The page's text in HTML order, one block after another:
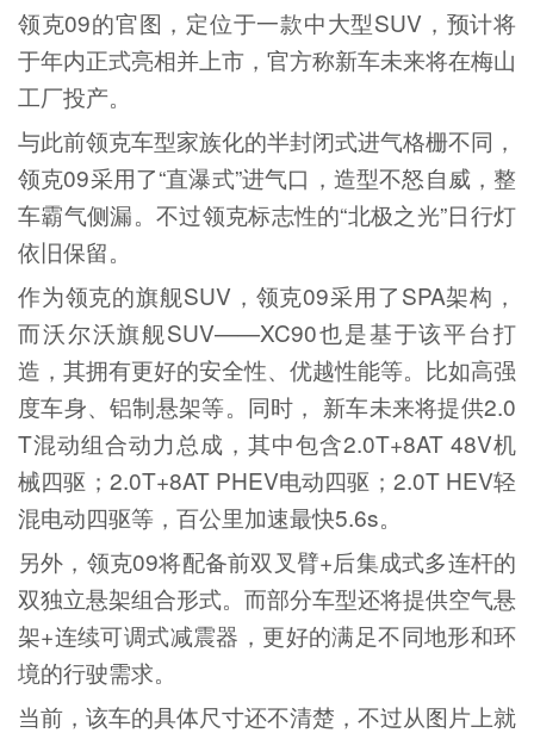
领克09的官图，定位于一款中大型SUV，预计将
于年内正式亮相并上市，官方称新车未来将在梅山
工厂投产。
与此前领克车型家族化的半封闭式进气格栅不同，
领克09采用了“直瀑式”进气口，造型不怒自威，整
车霸气侧漏。不过领克标志性的“北极之光”日行灯
依旧保留。
作为领克的旗舰SUV，领克09采用了SPA架构，
而沃尔沃旗舰SUV——XC90也是基于该平台打
造，其拥有更好的安全性、优越性能等。比如高强
度车身、铝制悬架等。同时， 新车未来将提供2.0
T混动组合动力总成，其中包含2.0T+8AT 48V机
械四驱；2.0T+8AT PHEV电动四驱；2.0T HEV轻
混电动四驱等，百公里加速最快5.6s。
另外，领克09将配备前双叉臂+后集成式多连杆的
双独立悬架组合形式。而部分车型还将提供空气悬
架+连续可调式减震器，更好的满足不同地形和环
境的行驶需求。
当前，该车的具体尺寸还不清楚，不过从图片上就